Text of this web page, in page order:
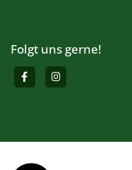
Folgt uns gerne!